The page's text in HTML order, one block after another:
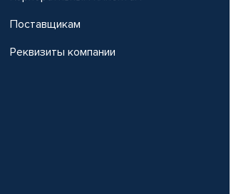
Поставщикам
Реквизиты компании